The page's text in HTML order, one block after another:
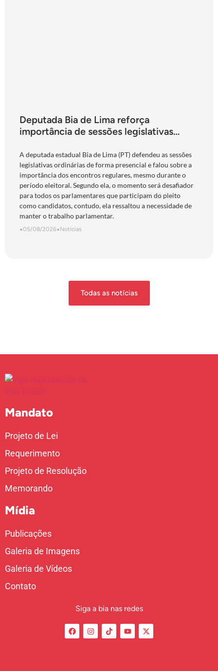
Deputada Bia de Lima reforça
importância de sessões legislativas
“obrigação com o povo de Goiás”
A deputada estadual Bia de Lima (PT) defendeu as sessões
legislativas ordinárias de forma presencial e falou sobre a
importância dos encontros regulares, mesmo durante o
período eleitoral. Segundo ela, o momento será desafiador
para todos os parlamentares que participam do pleito
como candidatos, contudo, ela ressaltou a necessidade de
manter o trabalho parlamentar.
•05/08/2026•Notícias
Todas as notícias
Mandato
Projeto de Lei
Requerimento
Projeto de Resolução
Memorando
Mídia
Publicações
Galeria de Imagens
Galeria de Vídeos
Contato
Siga a bia nas redes